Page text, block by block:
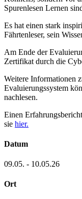
Spurenlesen Lernen
Es hat einen stark
Fährtenleser, sein
Am Ende der
Zertifikat durch die
Weitere Informationen
Evaluierungssystem
nachlesen.
Einen
sie hier.
Datum
09.05. - 10.05.26
Ort